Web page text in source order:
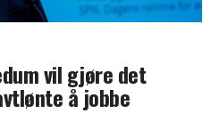
vil gjøre det
å jobbe